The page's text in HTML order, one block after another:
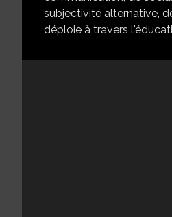
subjectivité alternative,
déploie à travers